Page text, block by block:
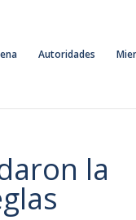
Autoridades
la